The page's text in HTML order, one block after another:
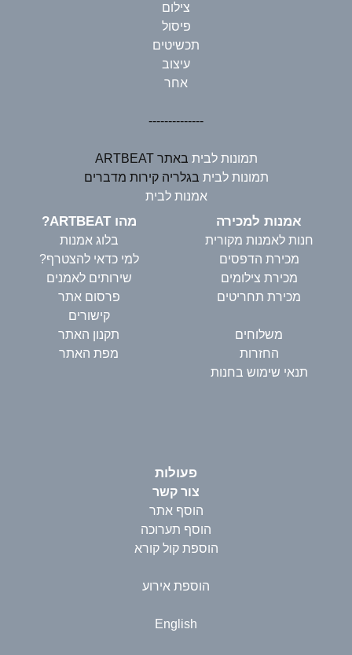
צילום
פיסול
תכשיטים
עיצוב
אחר
--------------
תמונות לבית באתר ARTBEAT
תמונות לבית בגלריה קירות מדברים
אמנות לבית
אמנות למכירה
חנות לאמנות מקורית
מכירת הדפסים
מכירת צילומים
מכירת תחריטים
משלוחים
החזרות
תנאי שימוש בחנות
מהו ARTBEAT?
בלוג אמנות
למי כדאי להצטרף?
שירותים לאמנים
פרסום אתר
קישורים
תקנון האתר
מפת האתר
פעולות
צור קשר
הוסף אתר
הוסף תערוכה
הוספת קול קורא
הוספת אירוע
English